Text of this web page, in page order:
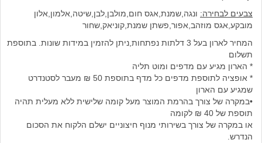
צבעים לבחירה: ונגה,שמנת,אגס חום,מולבן,לבן,שיטה,אלמון,אלון
מובקע,אגס מוזהב,אפור,פשתן שמנת,קוניאק,שחור
המחיר לארון בעל 3 דלתות נפתחות,ניתן להזמין במידות שונות. בתוספת
תשלום
* הארון מגיע עם מדפים ומוט תליה
* אופציה לתוספת מדפים כל מדף בתוספת 50 ₪ מעבר לסטנדרט
שמגיע עם הארון
•במקרה של צורך בהרמת המוצר מעל קומה שלישית ללא מעלית תהיה
תוספת של 40 ₪ לקומה
או במקרה של צורך בשירותי מנוף חיצוניים ישלם הלקוח את הסכום
הנדרש.